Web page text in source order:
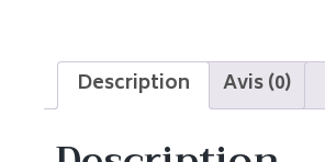
Description Avis (0)